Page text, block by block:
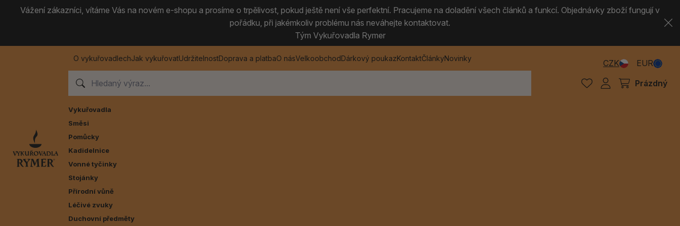
Vážení zákazníci, vítáme Vás na novém e-shopu a prosíme o trpělivost, pokud ještě není vše perfektní. Pracujeme na doladění všech článků a funkcí. Objednávky zboží fungují v
pořádku, při jakémkoliv problému nás neváhejte kontaktovat.
Tým Vykuřovadla Rymer
O vykuřovadlechJak vykuřovatUdržitelnostDoprava a platbaO násVelkoobchodDárkový poukazKontaktČlánkyNovinky CZK
EUR
Prázdný
Vykuřovadla
Směsi
Pomůcky
Kadidelnice
Vonné tyčinky
Stojánky
Přírodní vůně
Léčivé zvuky
Duchovní předměty